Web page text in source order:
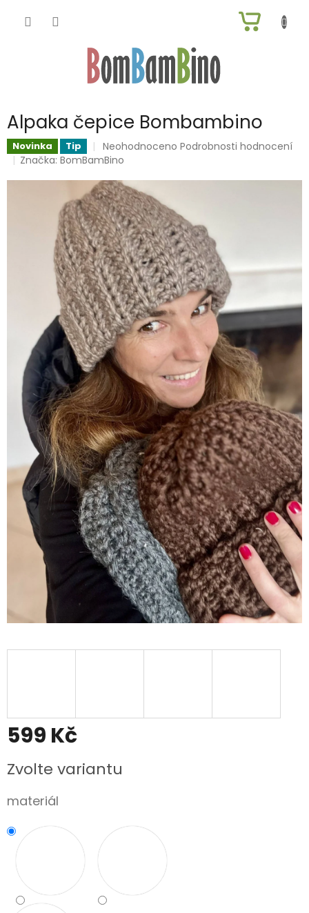
KOŠÍK
Alpaka čepice Bombambino
Novinka Tip
Průměrné
hodnocení
je
0,0
z
5
hvězdiček.
Neohodnoceno Podrobnosti hodnocení
Značka:BomBamBino
599 Kč
cena:
Zvolte variantu
materiál